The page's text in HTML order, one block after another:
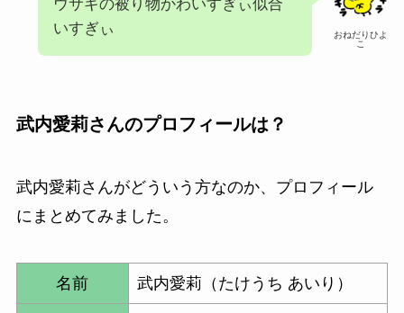
おねだりひよ
こ
ウサギの被り物かわいすぎぃ似合
いすぎぃ
武内愛莉さんのプロフィールは？
武内愛莉さんがどういう方なのか、プロフィール
にまとめてみました。
名前 武内愛莉（たけうち あいり）